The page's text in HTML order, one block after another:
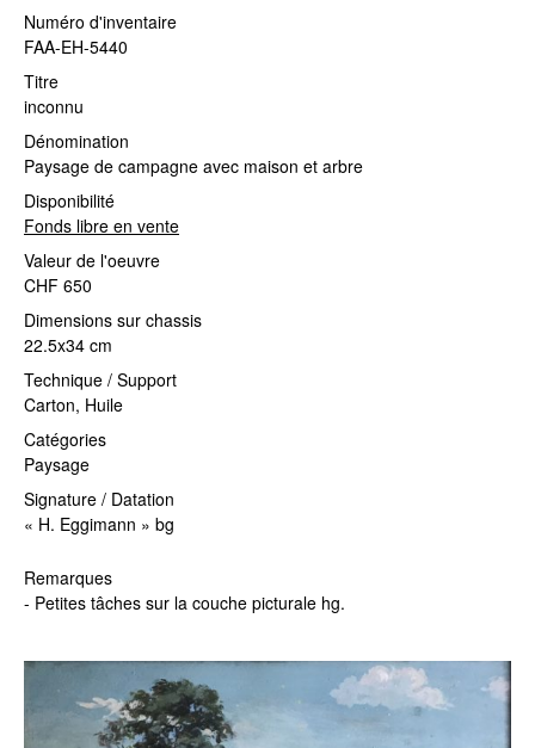
Numéro d'inventaire
FAA-EH-5440
Titre
inconnu
Dénomination
Paysage de campagne avec maison et arbre
Disponibilité
Fonds libre en vente
Valeur de l'oeuvre
CHF 650
Dimensions sur chassis
22.5x34 cm
Technique / Support
Carton, Huile
Catégories
Paysage
Signature / Datation
« H. Eggimann » bg
Remarques
- Petites tâches sur la couche picturale hg.